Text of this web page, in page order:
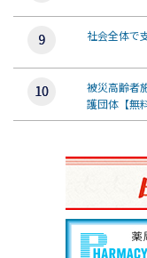
社会全体で
被災高齢者
護団体【無料